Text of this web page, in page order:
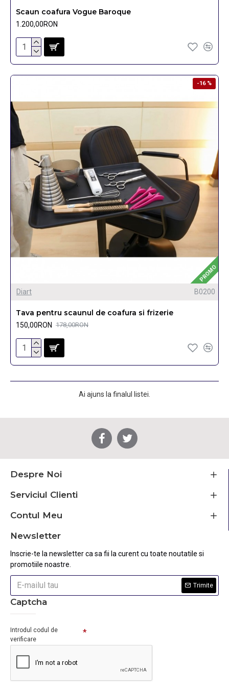
Scaun coafura Vogue Baroque
1.200,00RON
PROMO
-16 %
Diart B0200
Tava pentru scaunul de coafura si frizerie
150,00RON 178,00RON
Ai ajuns la finalul listei.
Despre Noi
Serviciul Clienti
Contul Meu
Newsletter
Inscrie-te la newsletter ca sa fii la curent cu toate noutatile si
promotiile noastre.
Trimite
Captcha
Introdul codul de
verificare